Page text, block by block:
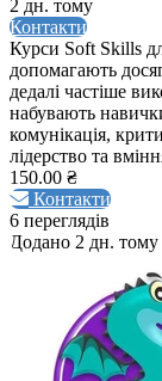
2 дн. тому
Контакти
Курси Soft Skills
допомагають
дедалі частіше
набувають
комунікація,
лідерство та
150.00 ₴
Контакти
6 переглядів
Додано 2 дн. тому